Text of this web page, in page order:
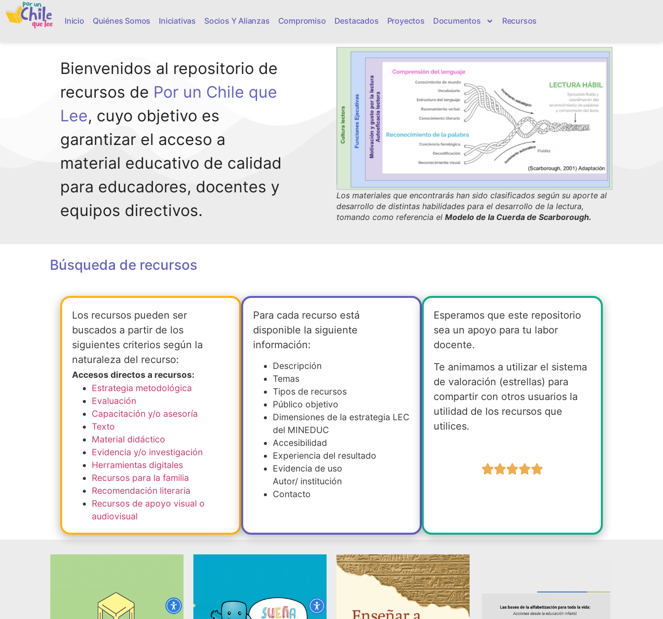
Inicio Quiénes Somos Iniciativas Socios Y Alianzas Compromiso Destacados Proyectos Documentos Recursos
Bienvenidos al repositorio de
recursos de Por un Chile que
Lee, cuyo objetivo es
garantizar el acceso a
material educativo de calidad
para educadores, docentes y
equipos directivos.
Los materiales que encontrarás han sido clasificados según su aporte al
desarrollo de distintas habilidades para el desarrollo de la lectura,
tomando como referencia el Modelo de la Cuerda de Scarborough.
Búsqueda de recursos
Los recursos pueden ser
buscados a partir de los
siguientes criterios según la
naturaleza del recurso:
Accesos directos a recursos:
Estrategia metodológica
Evaluación
Capacitación y/o asesoría
Texto
Material didáctico
Evidencia y/o investigación
Herramientas digitales
Recursos para la familia
Recomendación literaria
Recursos de apoyo visual o
audiovisual
Para cada recurso está
disponible la siguiente
información:
Descripción
Temas
Tipos de recursos
Público objetivo
Dimensiones de la estrategia LEC
del MINEDUC
Accesibilidad
Experiencia del resultado
Evidencia de uso
Autor/ institución
Contacto
Esperamos que este repositorio
sea un apoyo para tu labor
docente.
Te animamos a utilizar el sistema
de valoración (estrellas) para
compartir con otros usuarios la
utilidad de los recursos que
utilices.